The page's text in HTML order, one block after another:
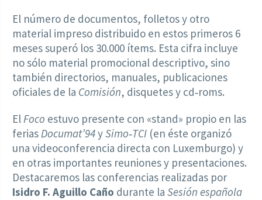
El número de documentos, folletos y otro
material impreso distribuido en estos primeros 6
meses superó los 30.000 ítems. Esta cifra incluye
no sólo material promocional descriptivo, sino
también directorios, manuales, publicaciones
oficiales de la Comisión, disquetes y cd‑roms.
ElFoco estuvo presente con «stand» propio en las
feriasDocumat’94ySimo‑TCI (en éste organizó
una videoconferencia directa con Luxemburgo) y
en otras importantes reuniones y presentaciones.
Destacaremos las conferencias realizadas por
Isidro F. Aguillo Caño durante la Sesión española